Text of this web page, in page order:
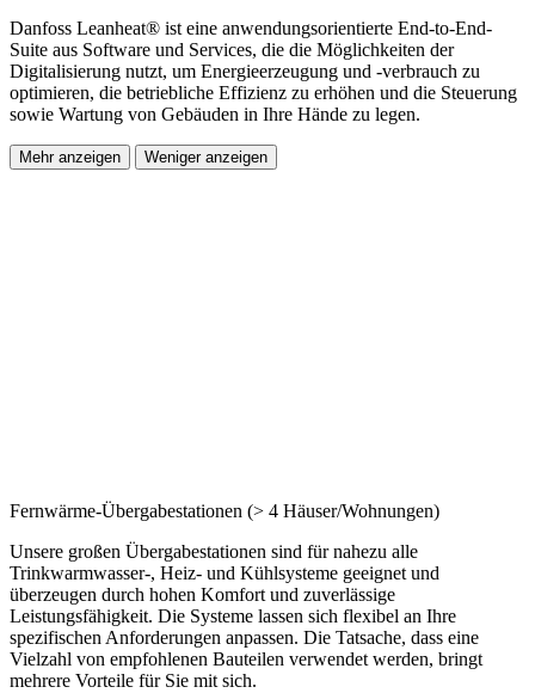
Danfoss Leanheat® ist eine anwendungsorientierte End-to-End-
Suite aus Software und Services, die die Möglichkeiten der
Digitalisierung nutzt, um Energieerzeugung und -verbrauch zu
optimieren, die betriebliche Effizienz zu erhöhen und die Steuerung
sowie Wartung von Gebäuden in Ihre Hände zu legen.
Mehr anzeigen Weniger anzeigen
Fernwärme-Übergabestationen (> 4 Häuser/Wohnungen)
Unsere großen Übergabestationen sind für nahezu alle
Trinkwarmwasser-, Heiz- und Kühlsysteme geeignet und
überzeugen durch hohen Komfort und zuverlässige
Leistungsfähigkeit. Die Systeme lassen sich flexibel an Ihre
spezifischen Anforderungen anpassen. Die Tatsache, dass eine
Vielzahl von empfohlenen Bauteilen verwendet werden, bringt
mehrere Vorteile für Sie mit sich.​